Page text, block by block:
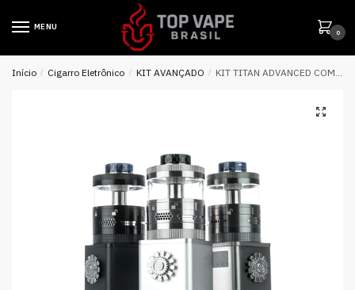
MENU
0
Início / Cigarro Eletrônico / KIT AVANÇADO / KIT TITAN ADVANCED COMBO – STEAM CRAVE